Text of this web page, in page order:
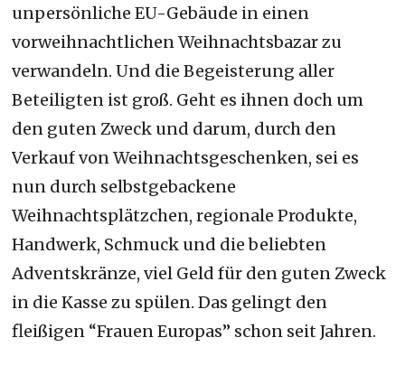
unpersönliche EU-Gebäude in einen
vorweihnachtlichen Weihnachtsbazar zu
verwandeln. Und die Begeisterung aller
Beteiligten ist groß. Geht es ihnen doch um
den guten Zweck und darum, durch den
Verkauf von Weihnachtsgeschenken, sei es
nun durch selbstgebackene
Weihnachtsplätzchen, regionale Produkte,
Handwerk, Schmuck und die beliebten
Adventskränze, viel Geld für den guten Zweck
in die Kasse zu spülen. Das gelingt den
fleißigen “Frauen Europas” schon seit Jahren.